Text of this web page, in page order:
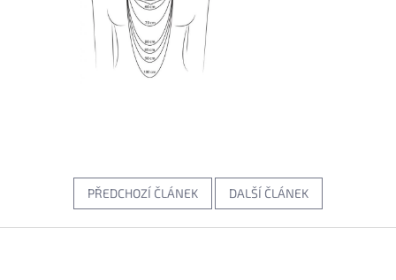
PŘEDCHOZÍ ČLÁNEK DALŠÍ ČLÁNEK